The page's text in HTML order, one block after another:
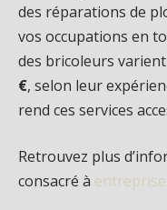
des réparations de
vos occupations en
des bricoleurs
€, selon leur
rend ces services
Retrouvez plus
consacré à